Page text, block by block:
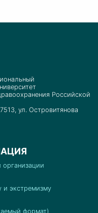
Российской
ул. Островитянова
организации
и экстремизму
формат)